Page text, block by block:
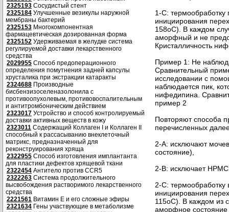
2325193 Сосудистый стент
2325184 Улучшенные везикулы наружной
мембраны бактерий
2325153 Многокомпонентная
фармацевтическая дозированная форма
2325152 Удерживаемая в желудке система
регулируемой доставки лекарственного
средства
2029955 Способ предоперационного
определения помутнения задней капсулы
хрусталика при экстракции катаракты
2324688 Производные
бисбензизоселеназолонила с
противоопухолевым, противовоспалительным
и антитромбоническим действием
2323017 Устройство и способ контролируемый
доставки активных веществ в кожу
2323011 Содержащий Коллаген I и Коллаген II
способный к рассасыванию внеклеточный
матрикс, предназначенный для
реконструирования хряща
2322955 Способ изготовления имплантанта
для пластики дефектов хрящевой ткани
2322454 Антитело против CCR5
2322263 Система продолжительного
высвобождения растворимого лекарственного
средства
2221561 Витамин Е и его сложные эфиры
2321634 Гены участвующие в метаболизме
1-С: термообработку
инициирования
158oC). В каждом
аморфный и не
Кристалличность
Пример 1: Не
Сравнительный
исследовании с
наблюдается пик,
нифедипина.
пример 2
Повторяют способа
перечисленных
2-А: исключают
состояние),
2-В: исключает НРМС
2-С: термообработку
инициирования
115oC). В каждом из
аморфное состояние